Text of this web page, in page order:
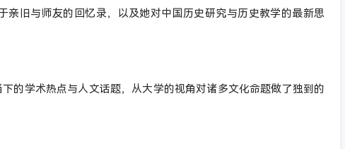
旧与师友的回忆录，以及她对中国历史研究与历史教学的最新思
的学术热点与人文话题，从大学的视角对诸多文化命题做了独到的